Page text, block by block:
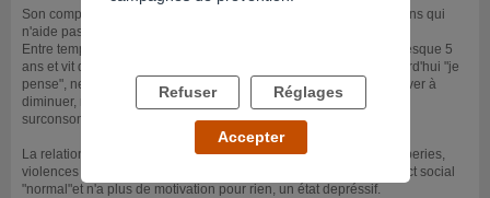
Son compagnon de l'époque également et toutes les fréquentations qui
n'aide pas pour s'en sortir...
Entre temps j'ai une petite nièce qui est née, elle a aujourd'hui presque 5
ans et vit dans cette ambiance d'abus de drogue. Ma soeur aujourd'hui "je
pense", ne prend plus que du subutex mais à forte dose sans arriver à
diminuer, même je sais qu'elle en a caché dans sa maison et
surconsomme.
La relation entre elle et son compagnon s'est dégradé entre tromperies,
violences et consommations ma soeur a perdu tout type de contact social
"normal"et n'a plus de motivation pour rien, un état depréssif.
Refuser Réglages
Accepter